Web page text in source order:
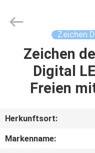
HAUS
PRODUKTE
VR
SHOW
LED
Co.,Ltd.
Zeichen
Zeichen
Digital
Freien
Herkunftsort:
Markenname: